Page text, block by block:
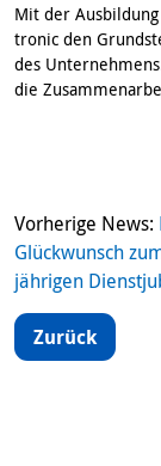
Mit der
tronic den
des
die
Vorherige News:
Glückwunsch
jährigen
Zurück